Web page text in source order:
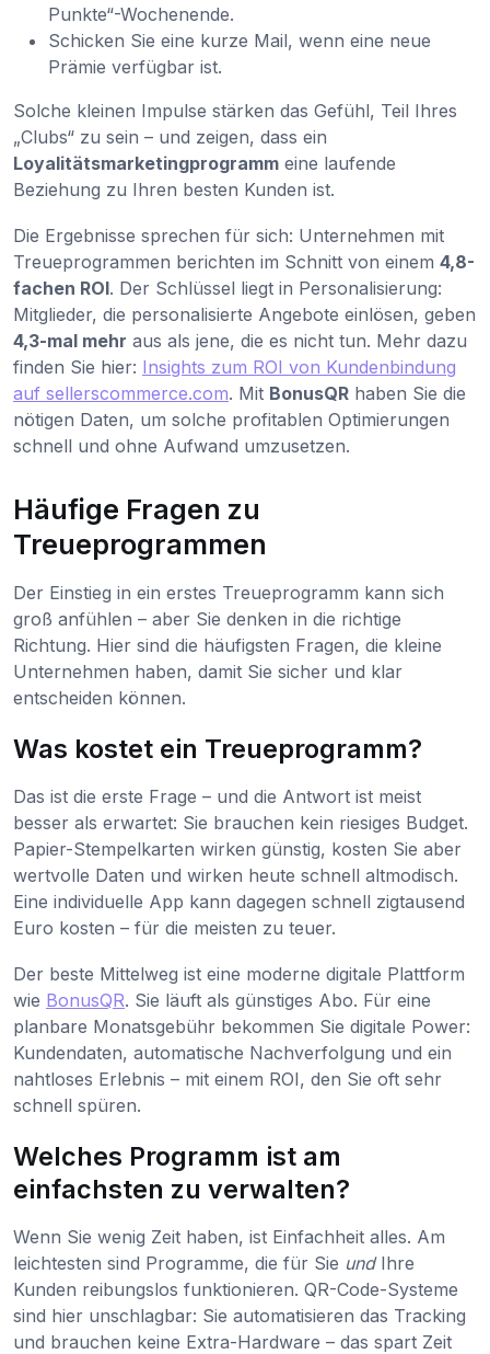
Punkte“-Wochenende.
Schicken Sie eine kurze Mail, wenn eine neue
Prämie verfügbar ist.
Solche kleinen Impulse stärken das Gefühl, Teil Ihres
„Clubs“ zu sein – und zeigen, dass ein
Loyalitätsmarketingprogramm eine laufende
Beziehung zu Ihren besten Kunden ist.
Die Ergebnisse sprechen für sich: Unternehmen mit
Treueprogrammen berichten im Schnitt von einem 4,8-
fachen ROI. Der Schlüssel liegt in Personalisierung:
Mitglieder, die personalisierte Angebote einlösen, geben
4,3-mal mehr aus als jene, die es nicht tun. Mehr dazu
finden Sie hier: Insights zum ROI von Kundenbindung
auf sellerscommerce.com. Mit BonusQR haben Sie die
nötigen Daten, um solche profitablen Optimierungen
schnell und ohne Aufwand umzusetzen.
Häufige Fragen zu
Treueprogrammen
Der Einstieg in ein erstes Treueprogramm kann sich
groß anfühlen – aber Sie denken in die richtige
Richtung. Hier sind die häufigsten Fragen, die kleine
Unternehmen haben, damit Sie sicher und klar
entscheiden können.
Was kostet ein Treueprogramm?
Das ist die erste Frage – und die Antwort ist meist
besser als erwartet: Sie brauchen kein riesiges Budget.
Papier-Stempelkarten wirken günstig, kosten Sie aber
wertvolle Daten und wirken heute schnell altmodisch.
Eine individuelle App kann dagegen schnell zigtausend
Euro kosten – für die meisten zu teuer.
Der beste Mittelweg ist eine moderne digitale Plattform
wie BonusQR. Sie läuft als günstiges Abo. Für eine
planbare Monatsgebühr bekommen Sie digitale Power:
Kundendaten, automatische Nachverfolgung und ein
nahtloses Erlebnis – mit einem ROI, den Sie oft sehr
schnell spüren.
Welches Programm ist am
einfachsten zu verwalten?
Wenn Sie wenig Zeit haben, ist Einfachheit alles. Am
leichtesten sind Programme, die für Sie undIhre
Kunden reibungslos funktionieren. QR-Code-Systeme
sind hier unschlagbar: Sie automatisieren das Tracking
und brauchen keine Extra-Hardware – das spart Zeit